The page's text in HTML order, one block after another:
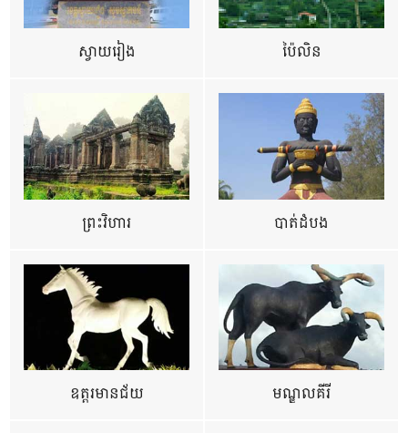
ស្វាយរៀង ប៉ៃលិន
ព្រះវិហារ បាត់ដំបង
ឧត្ដរមានជ័យ មណ្ឌលគីរី